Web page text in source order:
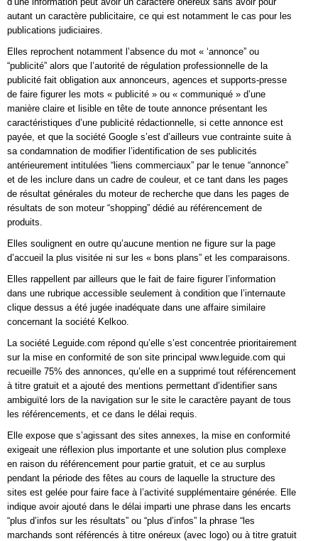
autant un caractère publicitaire, ce qui est notamment le cas pour les
publications judiciaires.
Elles reprochent notamment l’absence du mot « ‘annonce” ou
“publicité” alors que l’autorité de régulation professionnelle de la
publicité fait obligation aux annonceurs, agences et supports-presse
de faire figurer les mots « publicité » ou « communiqué » d’une
manière claire et lisible en tête de toute annonce présentant les
caractéristiques d’une publicité rédactionnelle, si cette annonce est
payée, et que la société Google s’est d’ailleurs vue contrainte suite à
sa condamnation de modifier l’identification de ses publicités
antérieurement intitulées “liens commerciaux” par le tenue “annonce”
et de les inclure dans un cadre de couleur, et ce tant dans les pages
de résultat générales du moteur de recherche que dans les pages de
résultats de son moteur “shopping” dédié au référencement de
produits.
Elles soulignent en outre qu’aucune mention ne figure sur la page
d’accueil la plus visitée ni sur les « bons plans” et les comparaisons.
Elles rappellent par ailleurs que le fait de faire figurer l’information
dans une rubrique accessible seulement à condition que l’internaute
clique dessus a été jugée inadéquate dans une affaire similaire
concernant la société Kelkoo.
La société Leguide.com répond qu’elle s’est concentrée prioritairement
sur la mise en conformité de son site principal www.leguide.com qui
recueille 75% des annonces, qu’elle en a supprimé tout référencement
à titre gratuit et a ajouté des mentions permettant d’identifier sans
ambiguïté lors de la navigation sur le site le caractère payant de tous
les référencements, et ce dans le délai requis.
Elle expose que s’agissant des sites annexes, la mise en conformité
exigeait une réflexion plus importante et une solution plus complexe
en raison du référencement pour partie gratuit, et ce au surplus
pendant la période des fêtes au cours de laquelle la structure des
sites est gelée pour faire face à l’activité supplémentaire générée. Elle
indique avoir ajouté dans le délai imparti une phrase dans les encarts
“plus d’infos sur les résultats” ou “plus d’infos” la phrase “les
marchands sont référencés à titre onéreux (avec logo) ou à titre gratuit